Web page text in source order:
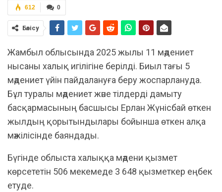
0
612
Бөлісу
Жамбыл облысында 2025 жылы 11 мәдениет
нысаны халық игілігіне берілді. Биыл тағы 5
мәдениет үйін пайдалануға беру жоспарлануда.
Бұл туралы мәдениет және тілдерді дамыту
басқармасының басшысы Ерлан Жүнісбай өткен
жылдың қорытындылары бойынша өткен алқа
мәжілісінде баяндады.
Бүгінде облыста халыққа мәдени қызмет
көрсететін 506 мекемеде 3 648 қызметкер еңбек
етуде.